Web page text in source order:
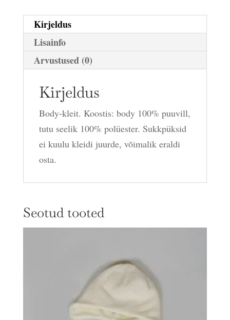
Kirjeldus
Lisainfo
Arvustused (0)
Kirjeldus
Body-kleit. Koostis: body 100% puuvill,
tutu seelik 100% polüester. Sukkpüksid
ei kuulu kleidi juurde, võimalik eraldi
osta.
Seotud tooted